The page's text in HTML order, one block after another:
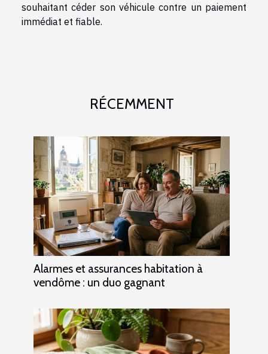
souhaitant céder son véhicule contre un paiement
immédiat et fiable.
RÉCEMMENT
Alarmes et assurances habitation à
vendôme : un duo gagnant